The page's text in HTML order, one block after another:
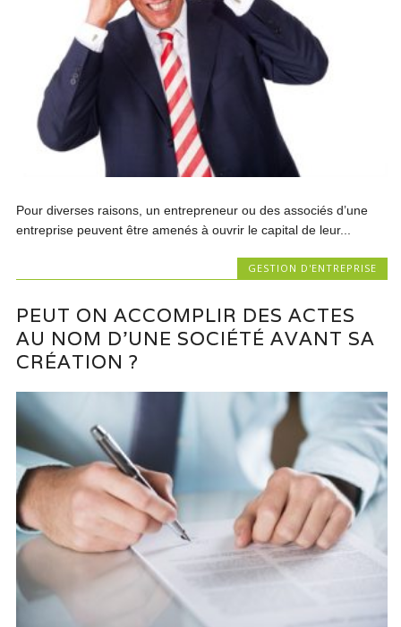
Pour diverses raisons, un entrepreneur ou des associés d’une
entreprise peuvent être amenés à ouvrir le capital de leur...
GESTION D'ENTREPRISE
PEUT ON ACCOMPLIR DES ACTES
AU NOM D’UNE SOCIÉTÉ AVANT SA
CRÉATION ?